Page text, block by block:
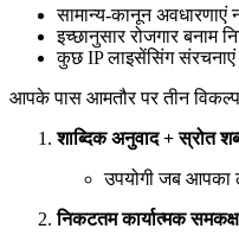
सामान्य-कानून अवधारणाएं
इच्छानुसार रोजगार बनाम
कुछ IP लाइसेंसिंग संरचनाएं
आपके पास आमतौर पर तीन विकल्प
शाब्दिक अनुवाद + स्रोत
उपयोगी जब आपका
निकटतम कार्यात्मक समकक्ष